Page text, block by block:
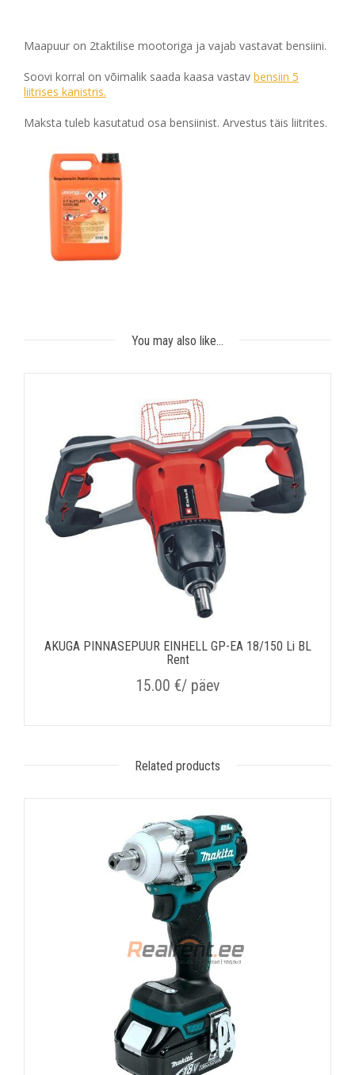
Maapuur on 2taktilise mootoriga ja vajab vastavat bensiini.
Soovi korral on võimalik saada kaasa vastav bensiin 5
liitrises kanistris.
Maksta tuleb kasutatud osa bensiinist. Arvestus täis liitrites.
You may also like…
AKUGA PINNASEPUUR EINHELL GP-EA 18/150 Li BL
Rent
15.00 €/ päev
Related products